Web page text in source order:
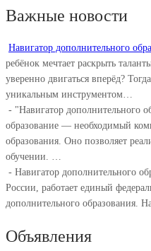
Важные новости
Навигатор дополнительного
ребёнок мечтает раскрыть
уверенно двигаться вперёд?
уникальным инструментом…
- "Навигатор дополнительного
образование — необходимый
образования. Оно позволяет
обучении. ⁣…
- Навигатор дополнительного
России, работает единый
дополнительного образования.
Объявления